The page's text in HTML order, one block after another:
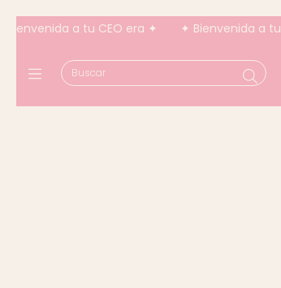
a tu CEO era ✦ ✦ Bienvenida a tu CEO era ✦